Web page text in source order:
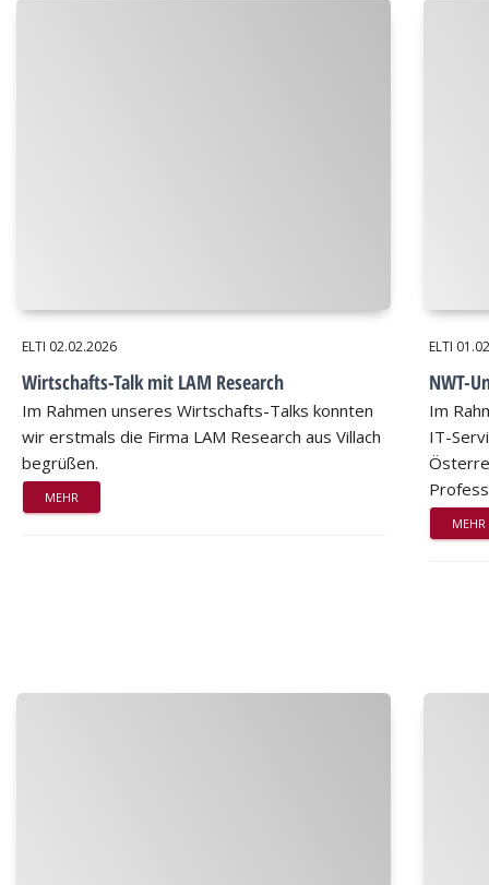
ELTI 02.02.2026
Wirtschafts-Talk mit LAM Research
Im Rahmen unseres Wirtschafts-Talks konnten
wir erstmals die Firma LAM Research aus Villach
begrüßen.
MEHR
ELTI
NWT-
Im
IT-
MEHR